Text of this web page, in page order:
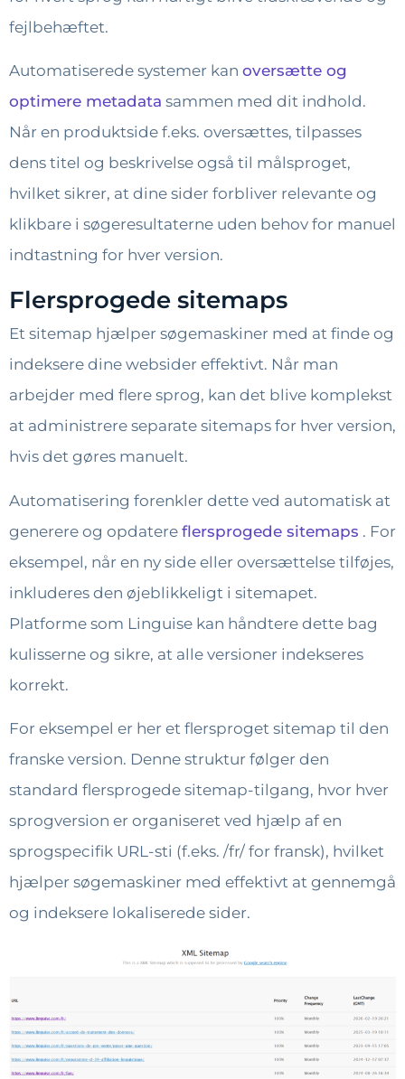
fejlbehæftet.
Automatiserede systemer kan oversætte og
optimere metadata sammen med dit indhold.
Når en produktside f.eks. oversættes, tilpasses
dens titel og beskrivelse også til målsproget,
hvilket sikrer, at dine sider forbliver relevante og
klikbare i søgeresultaterne uden behov for manuel
indtastning for hver version.
Flersprogede sitemaps
Et sitemap hjælper søgemaskiner med at finde og
indeksere dine websider effektivt. Når man
arbejder med flere sprog, kan det blive komplekst
at administrere separate sitemaps for hver version,
hvis det gøres manuelt.
Automatisering forenkler dette ved automatisk at
generere og opdatere flersprogede sitemaps . For
eksempel, når en ny side eller oversættelse tilføjes,
inkluderes den øjeblikkeligt i sitemapet.
Platforme som Linguise kan håndtere dette bag
kulisserne og sikre, at alle versioner indekseres
korrekt.
For eksempel er her et flersproget sitemap til den
franske version. Denne struktur følger den
standard flersprogede sitemap-tilgang, hvor hver
sprogversion er organiseret ved hjælp af en
sprogspecifik URL-sti (f.eks. /fr/ for fransk), hvilket
hjælper søgemaskiner med effektivt at gennemgå
og indeksere lokaliserede sider.